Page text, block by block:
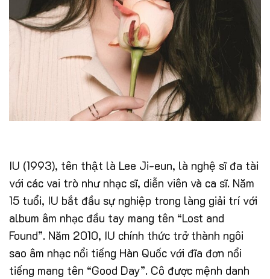
IU (1993), tên thật là Lee Ji-eun, là nghệ sĩ đa tài
với các vai trò như nhạc sĩ, diễn viên và ca sĩ. Năm
15 tuổi, IU bắt đầu sự nghiệp trong làng giải trí với
album âm nhạc đầu tay mang tên “Lost and
Found”. Năm 2010, IU chính thức trở thành ngôi
sao âm nhạc nổi tiếng Hàn Quốc với đĩa đơn nổi
tiếng mang tên “Good Day”. Cô được mệnh danh